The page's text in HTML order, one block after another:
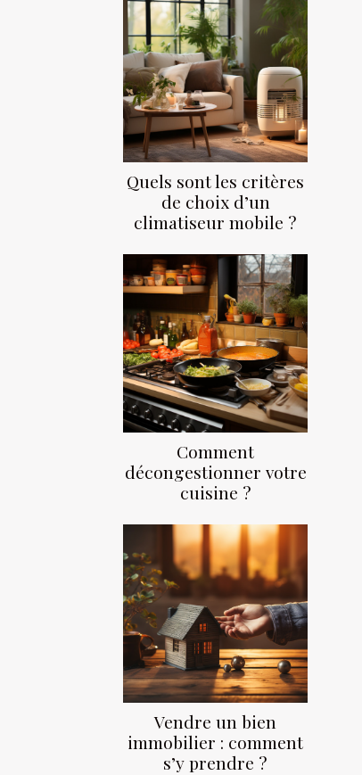
Quels sont les critères
de choix d’un
climatiseur mobile ?
Comment
décongestionner votre
cuisine ?
Vendre un bien
immobilier : comment
s’y prendre ?